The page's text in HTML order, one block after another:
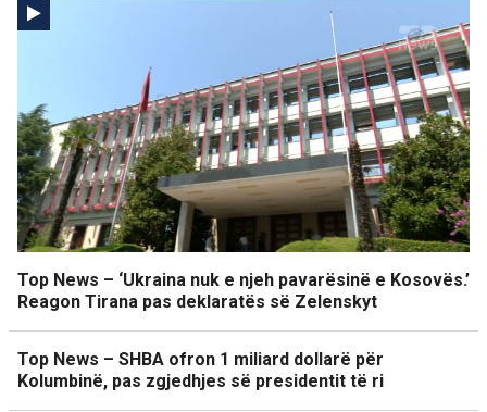
Top News – ‘Ukraina nuk e njeh pavarësinë e Kosovës.’
Reagon Tirana pas deklaratës së Zelenskyt
Top News – SHBA ofron 1 miliard dollarë për
Kolumbinë, pas zgjedhjes së presidentit të ri